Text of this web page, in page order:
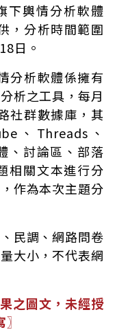
下輿情分析軟體
，分析時間範圍
日。
分析軟體係擁有
析之工具，每月
社群數據庫，其
、Threads、
、討論區、部落
相關文本進行分
作為本次主題分
民調、網路問卷
大小，不代表網
之圖文，未經授